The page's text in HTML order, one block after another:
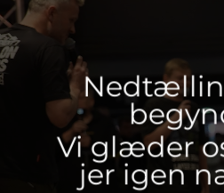
Vi glæder
jer igen